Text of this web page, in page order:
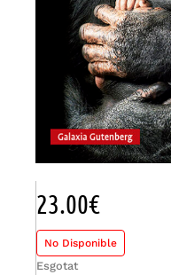
23.00€
No Disponible
Esgotat